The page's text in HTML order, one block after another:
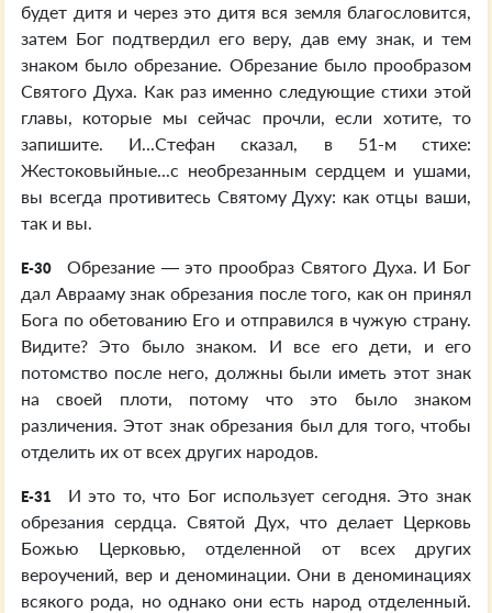
будет дитя и через это дитя вся земля благословится,
затем Бог подтвердил его веру, дав ему знак, и тем
знаком было обрезание. Обрезание было прообразом
Святого Духа. Как раз именно следующие стихи этой
главы, которые мы сейчас прочли, если хотите, то
запишите. И...Стефан сказал, в 51-м стихе:
Жестоковыйные...с необрезанным сердцем и ушами,
вы всегда противитесь Святому Духу: как отцы ваши,
так и вы.
E-30
Обрезание — это прообраз Святого Духа. И Бог
дал Аврааму знак обрезания после того, как он принял
Бога по обетованию Его и отправился в чужую страну.
Видите? Это было знаком. И все его дети, и его
потомство после него, должны были иметь этот знак
на своей плоти, потому что это было знаком
различения. Этот знак обрезания был для того, чтобы
отделить их от всех других народов.
E-31
И это то, что Бог использует сегодня. Это знак
обрезания сердца. Святой Дух, что делает Церковь
Божью Церковью, отделенной от всех других
вероучений, вер и деноминации. Они в деноминациях
всякого рода, но однако они есть народ отделенный.